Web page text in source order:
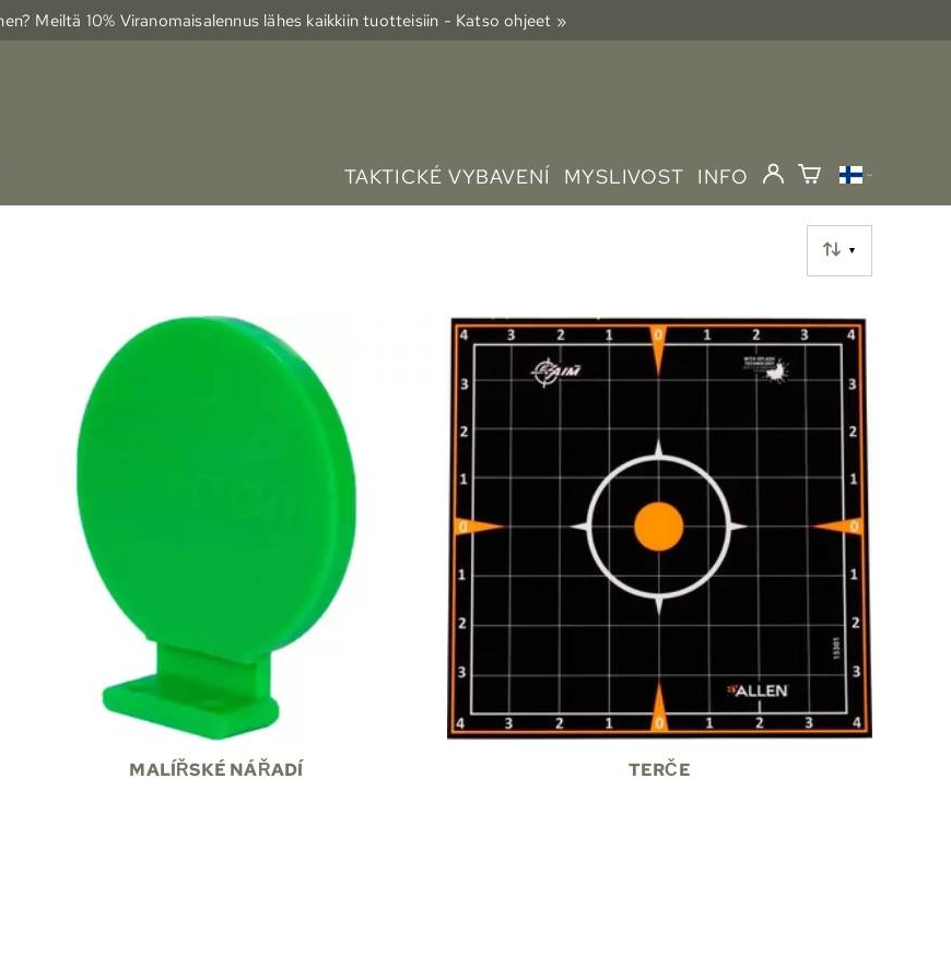
Meiltä 10% Viranomais­alennus lähes kaikkiin tuotteisiin - Katso ohjeet »
TAKTICKÉ VYBAVENÍ MYSLIVOST INFO
▼
MALÍŘSKÉ NÁŘADÍ TERČE